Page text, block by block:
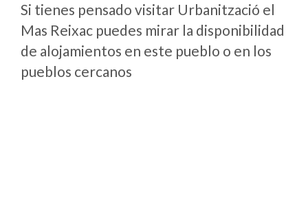
Si tienes pensado visitar Urbanització el
Mas Reixac puedes mirar la disponibilidad
de alojamientos en este pueblo o en los
pueblos cercanos